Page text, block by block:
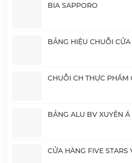
BIA SAPPORO
BẢNG HIỆU CHUỖI
CHUỖI CH THỰC PHẨM
BẢNG ALU BV XUYÊN Á
CỬA HÀNG FIVE STARS